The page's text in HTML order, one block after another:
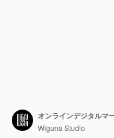
Wiguna Studio